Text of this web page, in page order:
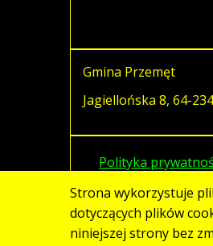
Gmina Przemęt
Jagiellońska 8, 64-
Polityka
Strona wykorzystuje
dotyczących plików
niniejszej strony bez